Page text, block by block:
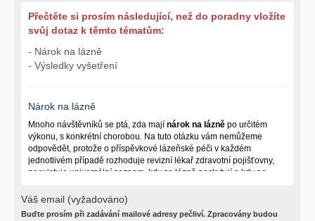
Přečtěte si prosím následující, než do poradny vložíte
svůj dotaz k těmto tématům:
- Nárok na lázně
- Výsledky vyšetření
Nárok na lázně
Mnoho návštěvníků se ptá, zda mají nárok na lázně po určitém
výkonu, s konkrétní chorobou. Na tuto otázku vám nemůžeme
odpovědět, protože o příspěvkové lázeňské péči v každém
jednotlivém případě rozhoduje revizní lékař zdravotní pojišťovny,
neexistuje univerzální seznam, kdy se lázně poskytují a kdy ne.
postižení pacienta a dalších zdravotních okolnostech.
Požádejte svého ošetřujícího lékaře o návrh, který pak posoudí
Váš email (vyžadováno)
Buďte prosím při zadávání mailové adresy pečliví. Zpracovány budou